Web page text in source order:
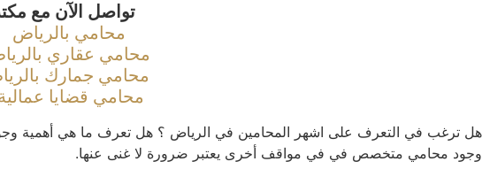
تواصل الآن مع
محامي بالرياض
محامي عقاري
محامي جمارك
محامي قضايا
هل ترغب في التعرف على اشهر المحامين في الرياض ؟ هل تعرف ما هي أهمية وجود
وجود محامي متخصص في في مواقف أخرى يعتبر ضرورة لا غنى عنها.